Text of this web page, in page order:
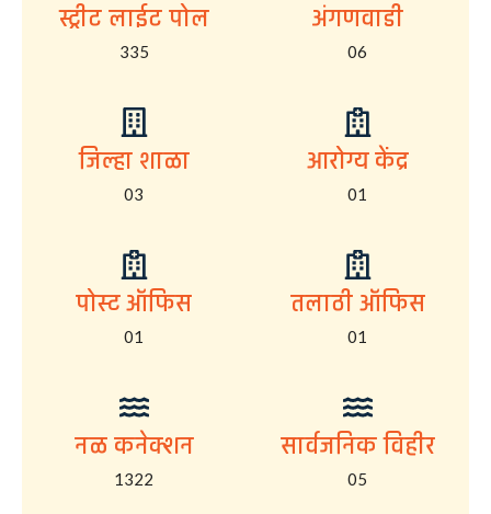
स्ट्रीट लाईट पोल
335
अंगणवाडी
06
जिल्हा शाळा
03
आरोग्य केंद्र
01
पोस्ट ऑफिस
01
तलाठी ऑफिस
01
नळ कनेक्शन
1322
सार्वजनिक विहीर
05